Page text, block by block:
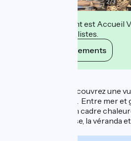
Cet établissement est Accueil
accueillir des cyclistes.
Voir ses engagements
Au bord de l’eau, découvrez une
port de Frontignan. Entre mer et
accueillons dans un cadre
découvrir la terrasse, la véranda